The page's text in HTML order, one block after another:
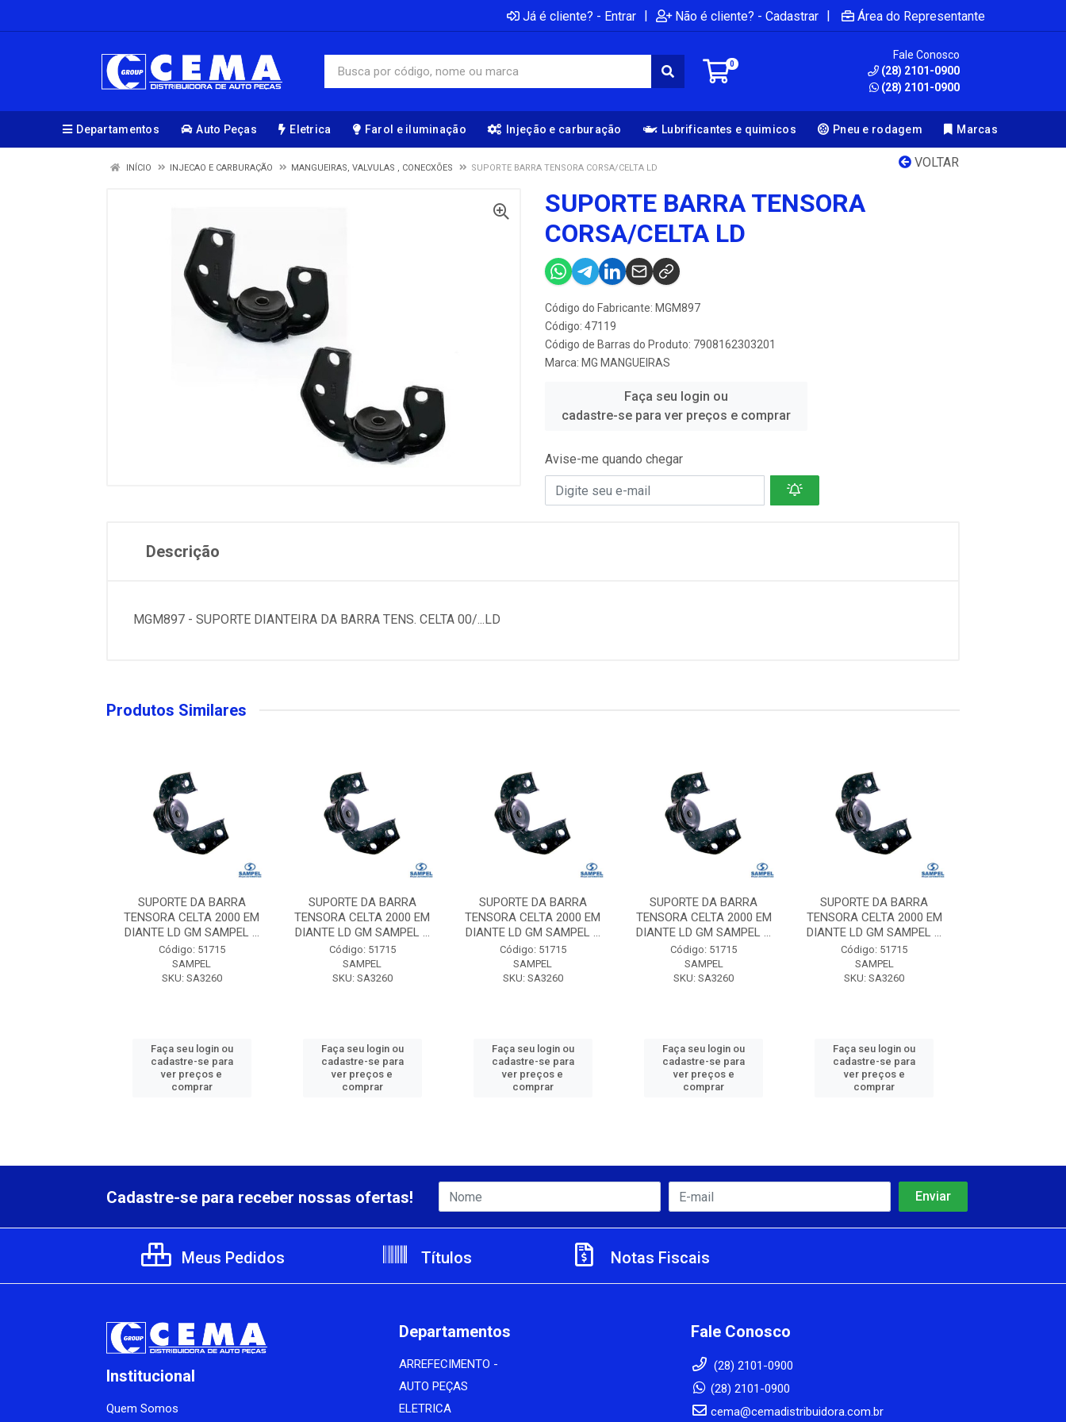
Já é cliente? - Entrar | Não é cliente? - Cadastrar | Área do Representante
0
Fale Conosco
(28) 2101-0900
(28) 2101-0900
Departamentos Auto Peças Eletrica Farol e iluminação Injeção e carburação Lubrificantes e quimicos Pneu e rodagem Marcas
VOLTAR
INÍCIO INJECAO E CARBURAÇÃO MANGUEIRAS, VALVULAS , CONECXÕES SUPORTE BARRA TENSORA CORSA/CELTA LD
SUPORTE BARRA TENSORA
CORSA/CELTA LD
Código do Fabricante: MGM897
Código: 47119
Código de Barras do Produto: 7908162303201
Marca: MG MANGUEIRAS
Faça seu login ou
cadastre-se para ver preços e comprar
Avise-me quando chegar
Descrição
MGM897 - SUPORTE DIANTEIRA DA BARRA TENS. CELTA 00/...LD
Produtos Similares
SUPORTE DA BARRA
TENSORA CELTA 2000 EM
DIANTE LD GM SAMPEL ...
Código: 51715
SAMPEL
SKU: SA3260
Faça seu login ou
cadastre-se para
ver preços e
comprar
SUPORTE DA BARRA
TENSORA CELTA 2000 EM
DIANTE LD GM SAMPEL ...
Código: 51715
SAMPEL
SKU: SA3260
Faça seu login ou
cadastre-se para
ver preços e
comprar
SUPORTE DA BARRA
TENSORA CELTA 2000 EM
DIANTE LD GM SAMPEL ...
Código: 51715
SAMPEL
SKU: SA3260
Faça seu login ou
cadastre-se para
ver preços e
comprar
SUPORTE DA BARRA
TENSORA CELTA 2000 EM
DIANTE LD GM SAMPEL ...
Código: 51715
SAMPEL
SKU: SA3260
Faça seu login ou
cadastre-se para
ver preços e
comprar
SUPORTE DA BARRA
TENSORA CELTA 2000 EM
DIANTE LD GM SAMPEL ...
Código: 51715
SAMPEL
SKU: SA3260
Faça seu login ou
cadastre-se para
ver preços e
comprar
Cadastre-se para receber nossas ofertas!
Meus Pedidos Títulos Notas Fiscais
Institucional
Quem Somos
Departamentos
ARREFECIMENTO -
AUTO PEÇAS
ELETRICA
Fale Conosco
(28) 2101-0900
(28) 2101-0900
cema@cemadistribuidora.com.br